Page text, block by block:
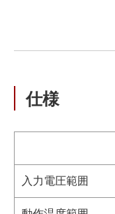
仕様
入力電圧範囲